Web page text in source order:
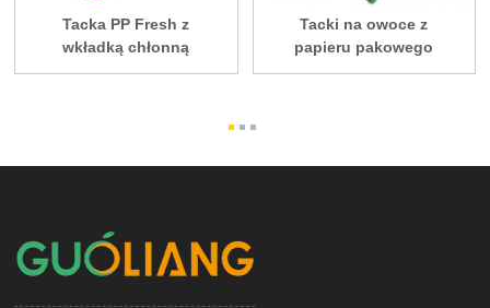
Tacka PP Fresh z
wkładką chłonną
Tacki na owoce z
papieru pakowego